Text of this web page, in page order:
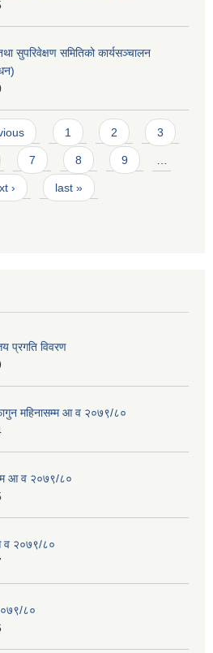
सुपरिवेक्षण समितिको कार्यसञ्चालन
1 2 3
7 8 9 …
› last »
प्रगति विवरण
महिनासम्म आ व २०७९/८०
आ व २०७९/८०
व २०७९/८०
८०